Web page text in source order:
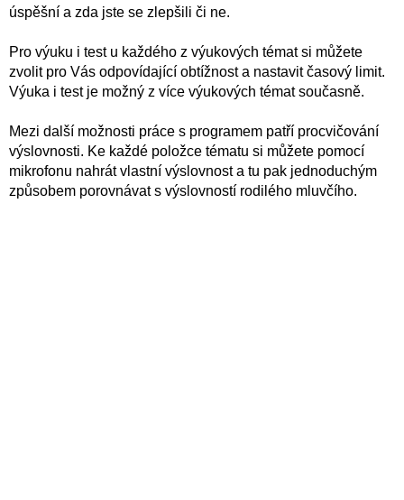
úspěšní a zda jste se zlepšili či ne.
Pro výuku i test u každého z výukových témat si můžete
zvolit pro Vás odpovídající obtížnost a nastavit časový limit.
Výuka i test je možný z více výukových témat současně.
Mezi další možnosti práce s programem patří procvičování
výslovnosti. Ke každé položce tématu si můžete pomocí
mikrofonu nahrát vlastní výslovnost a tu pak jednoduchým
způsobem porovnávat s výslovností rodilého mluvčího.